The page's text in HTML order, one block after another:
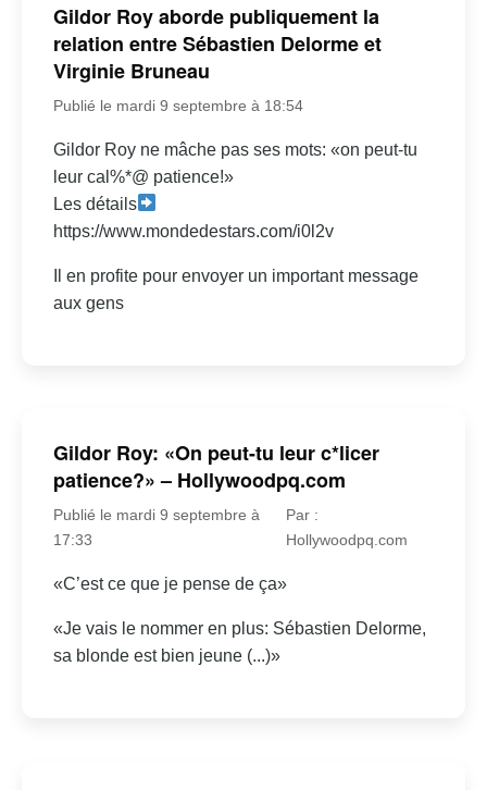
Gildor Roy aborde publiquement la
relation entre Sébastien Delorme et
Virginie Bruneau
Publié le mardi 9 septembre à 18:54
Gildor Roy ne mâche pas ses mots: «on peut-tu
leur cal%*@ patience!»
Les détails
https://www.mondedestars.com/i0l2v
Il en profite pour envoyer un important message
aux gens
Gildor Roy: «On peut-tu leur c*licer
patience?» – Hollywoodpq.com
Publié le mardi 9 septembre à
17:33
Par :
Hollywoodpq.com
«C’est ce que je pense de ça»
«Je vais le nommer en plus: Sébastien Delorme,
sa blonde est bien jeune (...)»